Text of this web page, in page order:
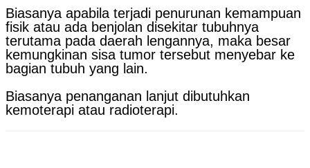
Biasanya apabila terjadi penurunan kemampuan
fisik atau ada benjolan disekitar tubuhnya
terutama pada daerah lengannya, maka besar
kemungkinan sisa tumor tersebut menyebar ke
bagian tubuh yang lain.
Biasanya penanganan lanjut dibutuhkan
kemoterapi atau radioterapi.